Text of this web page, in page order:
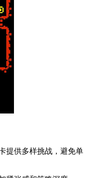
提供多样挑战，避免单